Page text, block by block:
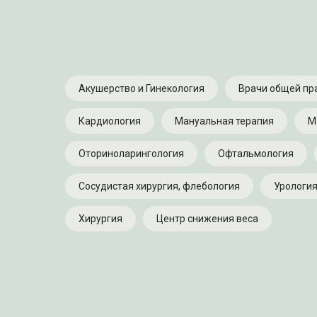
Акушерство и Гинекология Врачи общей
Кардиология Мануальная терапия
Оториноларингология Офтальмология
Сосудистая хирургия, флебология Урология
Хирургия Центр снижения веса